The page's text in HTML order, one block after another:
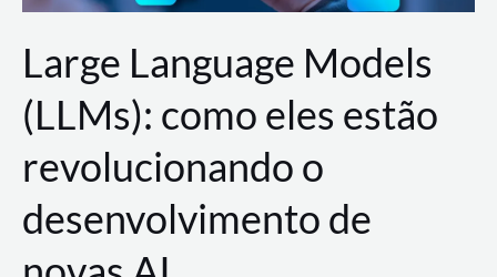
Large Language Models
(LLMs): como eles estão
revolucionando o
desenvolvimento de